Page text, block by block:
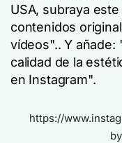
USA, subraya
contenidos
vídeos".. Y añade:
calidad de la
en Instagram".
https://